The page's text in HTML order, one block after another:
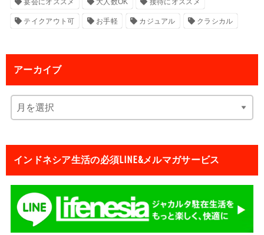
テイクアウト可 お手軽 カジュアル クラシカル
アーカイブ
インドネシア生活の必須LINE&メルマガサービス